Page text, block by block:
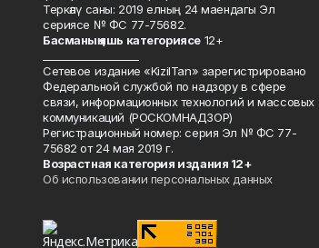
Теркәлү саны: 2019 елның 24 маендагы Эл
сериясе № ФС 77-75682.
Басманың яшь категориясе12+
Сетевое издание «KizilTan» зарегистрировано
Федеральной службой по надзору в сфере
связи, информационных технологий и массовых
коммуникаций (РОСКОМНАДЗОР)
Регистрационный номер: серия Эл № ФС 77-
75682 от 24 мая 2019 г.
Возрастная категория издания 12+
Об использовании персональных данных